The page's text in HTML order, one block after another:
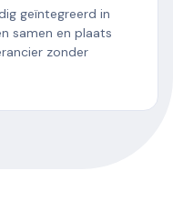
geïntegreerd in
samen en plaats
zonder